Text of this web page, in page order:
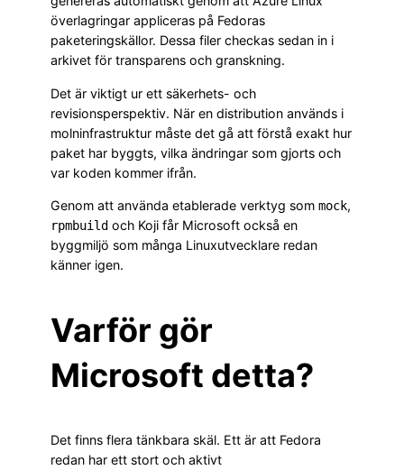
överlagringar appliceras på Fedoras
paketeringskällor. Dessa filer checkas sedan in i
arkivet för transparens och granskning.
Det är viktigt ur ett säkerhets- och
revisionsperspektiv. När en distribution används i
molninfrastruktur måste det gå att förstå exakt hur
paket har byggts, vilka ändringar som gjorts och
var koden kommer ifrån.
Genom att använda etablerade verktyg som mock,
rpmbuild och Koji får Microsoft också en
byggmiljö som många Linuxutvecklare redan
känner igen.
Varför gör
Microsoft detta?
Det finns flera tänkbara skäl. Ett är att Fedora
redan har ett stort och aktivt